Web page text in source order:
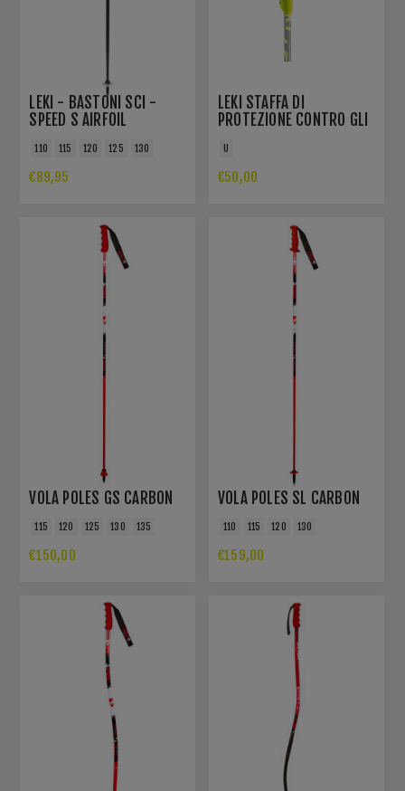
LEKI - BASTONI SCI -
SPEED S AIRFOIL
110 115 120 125 130
€89,95
LEKI STAFFA DI
PROTEZIONE CONTRO GLI
YELLOW
€50,00
VOLA POLES GS CARBON
115 120 125 130 135
€150,00
VOLA POLES SL CARBON
110 115 120 130
€159,00